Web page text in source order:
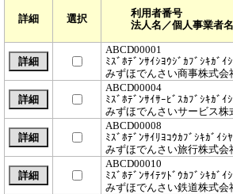
詳細 選択
利用者番号
法人名／個人事業者名
ABCD00001
ﾐｽﾞﾎﾃﾞﾝｻｲｼﾖｳｼﾞｶﾌﾞｼｷｶﾞｲ
みずほでんさい商事株式会
ABCD00004
ﾐｽﾞﾎﾃﾞﾝｻｲｻｰﾋﾞｽｶﾌﾞｼｷｶﾞｲ
みずほでんさいサービス株
ABCD00008
ﾐｽﾞﾎﾃﾞﾝｻｲﾘﾖｺｳｶﾌﾞｼｷｶﾞｲｼﾔ
みずほでんさい旅行株式会
ABCD00010
ﾐｽﾞﾎﾃﾞﾝｻｲﾃﾂﾄﾞｳｶﾌﾞｼｷｶﾞｲ
みずほでんさい鉄道株式会